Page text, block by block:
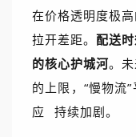
在价格透明度极
拉开差距。 配送
的核心护城河。
的上限，“慢物流
应
持续加剧。